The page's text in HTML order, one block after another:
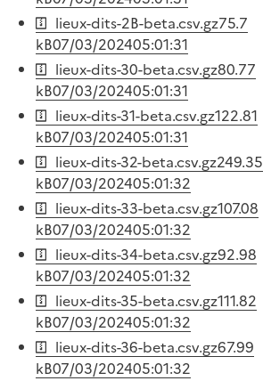
lieux-dits-2B-beta.csv.gz75.7
kB07/03/202405:01:31
lieux-dits-30-beta.csv.gz80.77
kB07/03/202405:01:31
lieux-dits-31-beta.csv.gz122.81
kB07/03/202405:01:31
lieux-dits-32-beta.csv.gz249.35
kB07/03/202405:01:32
lieux-dits-33-beta.csv.gz107.08
kB07/03/202405:01:32
lieux-dits-34-beta.csv.gz92.98
kB07/03/202405:01:32
lieux-dits-35-beta.csv.gz111.82
kB07/03/202405:01:32
lieux-dits-36-beta.csv.gz67.99
kB07/03/202405:01:32